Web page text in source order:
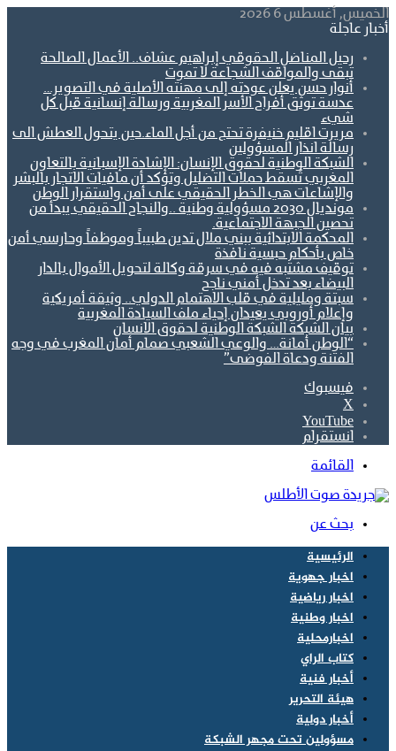
الخميس, أغسطس 6 2026
أخبار عاجلة
رحيل المناضل الحقوقي إبراهيم عشاف.. الأعمال الصالحة
تبقى والمواقف الشجاعة لا تموت
أنوار حسن يعلن عودته إلى مهنته الأصلية في التصوير…
عدسة توثق أفراح الأسر المغربية ورسالة إنسانية قبل كل
شيء
مريرت اقليم خنيفرة تحتج من أجل الماء.حين يتحول العطش الى
رسالة انذار المسؤولين
الشبكة الوطنية لحقوق الإنسان: الإشادة الإسبانية بالتعاون
المغربي تُسقط حملات التضليل وتؤكد أن مافيات الاتجار بالبشر
والإشاعات هي الخطر الحقيقي على أمن واستقرار الوطن
مونديال 2030 مسؤولية وطنية ..والنجاح الحقيقي يبدأ من
تحصين الجبهة الاجتماعية.
المحكمة الابتدائية ببني ملال تدين طبيباً وموظفاً وحارسي أمن
خاص بأحكام حبسية نافذة
توقيف مشتبه فيه في سرقة وكالة لتحويل الأموال بالدار
البيضاء بعد تدخل أمني ناجح
سبتة ومليلية في قلب الاهتمام الدولي.. وثيقة أمريكية
وإعلام أوروبي يعيدان إحياء ملف السيادة المغربية
بيان الشبكة الشبكة الوطنية لحقوق الانسان
“الوطن أمانة… والوعي الشعبي صمام أمان المغرب في وجه
الفتنة ودعاة الفوضى”
فيسبوك
‫X
‫YouTube
انستقرام
القائمة
بحث عن
الرئيسية
اخبار جهوية
اخبار رياضية
اخبار وطنية
اخبارمحلية
كتاب الراي
أخبار فنية
هيئة التحرير
أخبار دولية
مسؤولين تحت مجهر الشبكة